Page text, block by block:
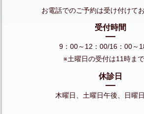
お電話でのご予約は受け付けて
受付時間
9：00～12：00/16：00～
※土曜日の受付は11時ま
休診日
木曜日、土曜日午後、日曜